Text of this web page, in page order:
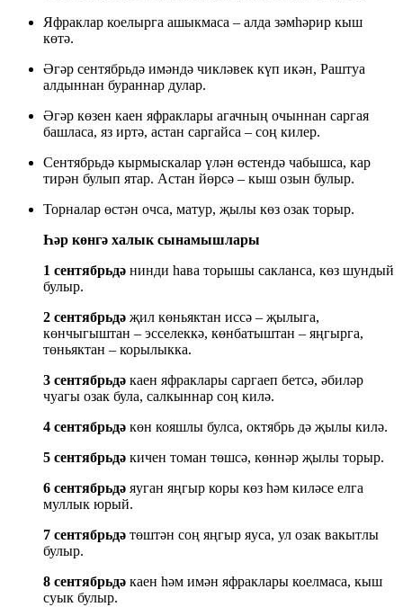
Яфраклар коелырга ашыкмаса – алда зәмһәрир кыш
көтә.
Әгәр сентябрьдә имәндә чикләвек күп икән, Раштуа
алдыннан бураннар дулар.
Әгәр көзен каен яфраклары агачның очыннан саргая
башласа, яз иртә, астан саргайса – соң килер.
Сентябрьдә кырмыскалар үлән өстендә чабышса, кар
тирән булып ятар. Астан йөрсә – кыш озын булыр.
Торналар өстән очса, матур, җылы көз озак торыр.
Һәр көнгә халык сынамышлары
1 сентябрьдә нинди һава торышы сакланса, көз шундый
булыр.
2 сентябрьдә җил көньяктан иссә – җылыга,
көнчыгыштан – эсселеккә, көнбатыштан – яңгырга,
төньяктан – корылыкка.
3 сентябрьдә каен яфраклары саргаеп бетсә, әбиләр
чуагы озак була, салкыннар соң килә.
4 сентябрьдә көн кояшлы булса, октябрь дә җылы килә.
5 сентябрьдә кичен томан төшсә, көннәр җылы торыр.
6 сентябрьдә яуган яңгыр коры көз һәм киләсе елга
муллык юрый.
7 сентябрьдә төштән соң яңгыр яуса, ул озак вакытлы
булыр.
8 сентябрьдә каен һәм имән яфраклары коелмаса, кыш
суык булыр.